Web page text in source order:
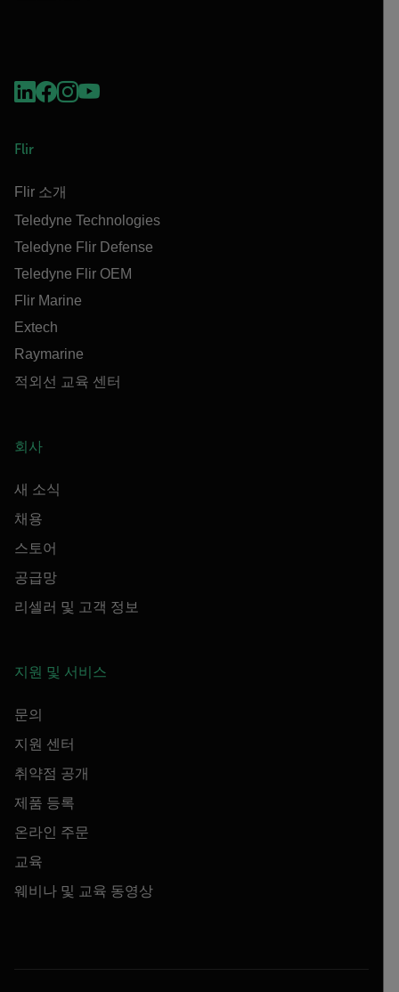
Flir
Flir 소개
Teledyne Technologies
Teledyne Flir Defense
Teledyne Flir OEM
Flir Marine
Extech
Raymarine
적외선 교육 센터
회사
새 소식
채용
스토어
공급망
리셀러 및 고객 정보
지원 및 서비스
문의
지원 센터
취약점 공개
제품 등록
온라인 주문
교육
웨비나 및 교육 동영상